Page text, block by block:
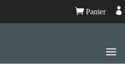
Panier 